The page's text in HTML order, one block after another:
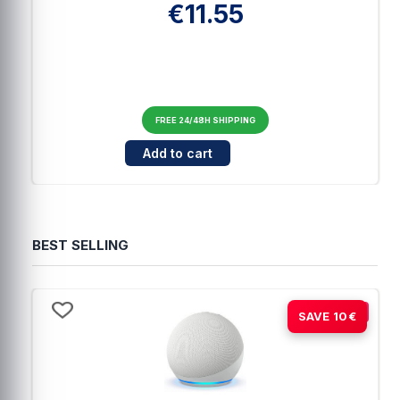
€11.55
FREE 24/48H SHIPPING
Cantidad para Berrcom JXB-182 -
Add to cart
BEST SELLING
SAVE 10€
-15%